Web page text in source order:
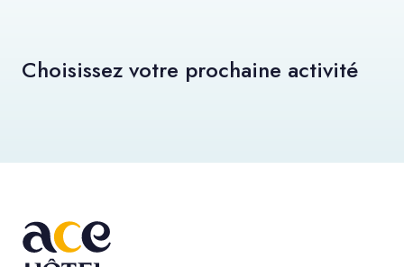
Choisissez votre prochaine activité